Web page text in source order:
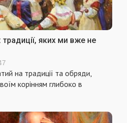
традиції, яких ми вже не
на традиції та обряди,
корінням глибоко в